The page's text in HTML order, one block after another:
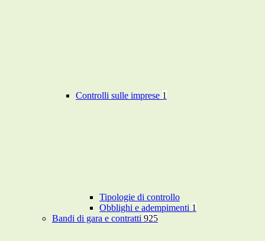
Controlli sulle imprese 1
Tipologie di controllo
Obblighi e adempimenti 1
Bandi di gara e contratti 925